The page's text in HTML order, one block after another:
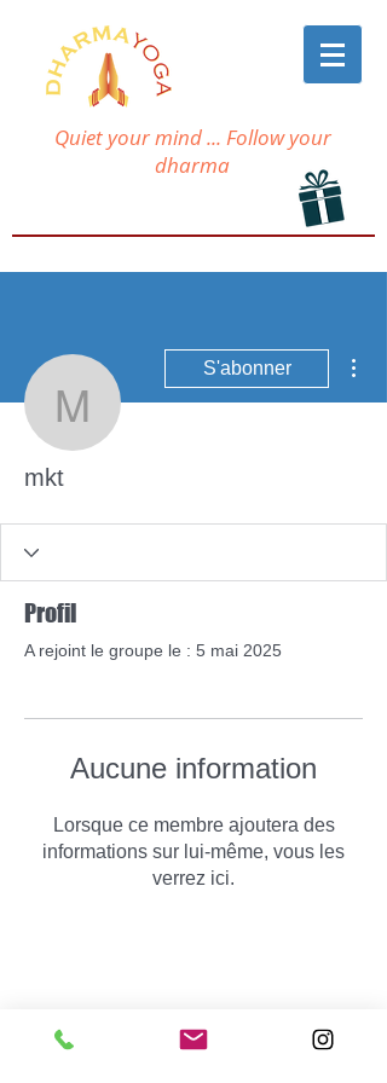
Quiet your mind ... Follow your
dharma
mkt
S'abonner
mkt
Profil
A rejoint le groupe le : 5 mai 2025
Aucune information
Lorsque ce membre ajoutera des
informations sur lui-même, vous les
verrez ici.